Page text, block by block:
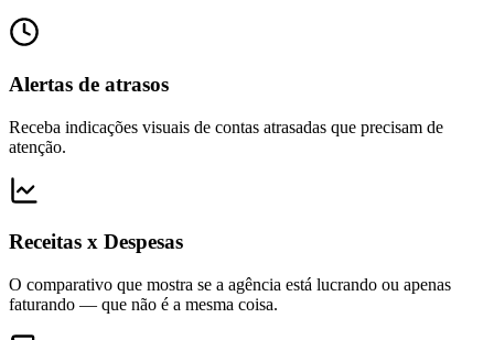
Alertas de atrasos
Receba indicações visuais de contas atrasadas que precisam de
atenção.
Receitas x Despesas
O comparativo que mostra se a agência está lucrando ou apenas
faturando — que não é a mesma coisa.